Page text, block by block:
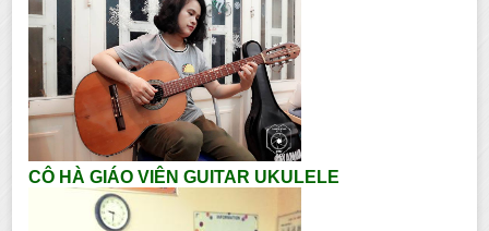
CÔ HÀ GIÁO VIÊN GUITAR UKULELE